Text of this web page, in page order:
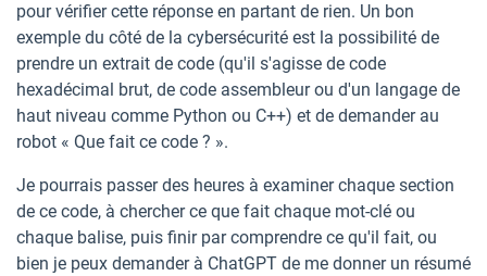
pour vérifier cette réponse en partant de rien. Un bon
exemple du côté de la cybersécurité est la possibilité de
prendre un extrait de code (qu'il s'agisse de code
hexadécimal brut, de code assembleur ou d'un langage de
haut niveau comme Python ou C++) et de demander au
robot « Que fait ce code ? ».
Je pourrais passer des heures à examiner chaque section
de ce code, à chercher ce que fait chaque mot-clé ou
chaque balise, puis finir par comprendre ce qu'il fait, ou
bien je peux demander à ChatGPT de me donner un résumé